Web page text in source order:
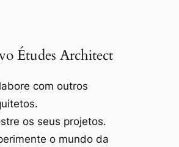
Études Architect
com outros
os seus projetos.
o mundo da